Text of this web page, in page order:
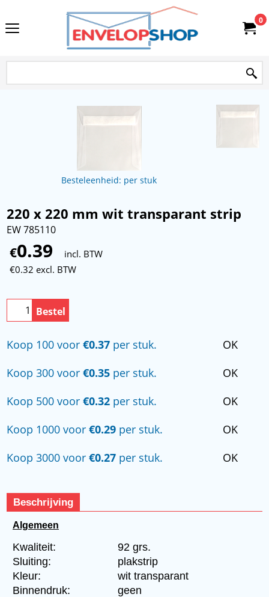
0
Besteleenheid: per stuk
220 x 220 mm wit transparant strip
EW 785110
€0.39
incl. BTW
€0.32 excl. BTW
Bestel
Koop 100 voor €0.37 per stuk.
OK
Koop 300 voor €0.35 per stuk.
OK
Koop 500 voor €0.32 per stuk.
OK
Koop 1000 voor €0.29 per stuk.
OK
Koop 3000 voor €0.27 per stuk. OK
Beschrijving
Algemeen
Kwaliteit:
92 grs.
Sluiting:
plakstrip
Kleur:
wit transparant
Binnendruk:
geen